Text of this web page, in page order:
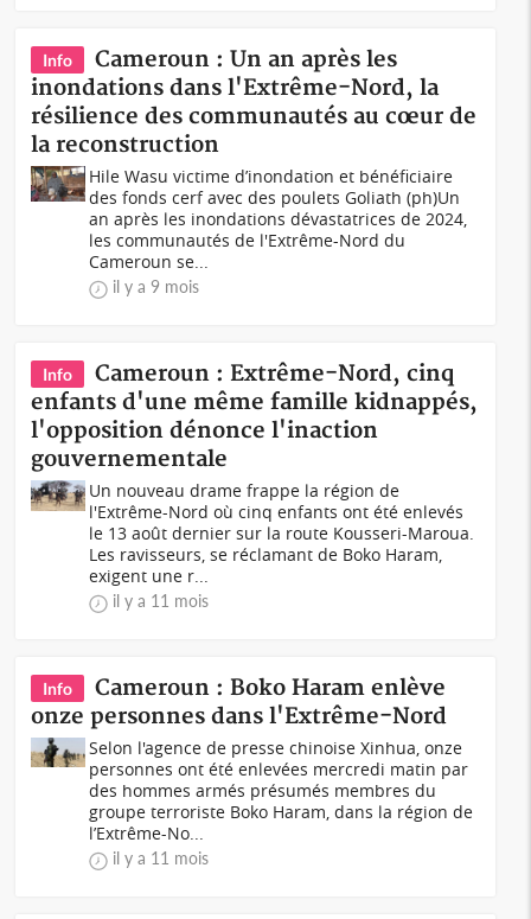
Info
Cameroun : Un an après les
inondations dans l'Extrême-Nord, la
résilience des communautés au cœur de
la reconstruction
Hile Wasu victime d’inondation et bénéficiaire
des fonds cerf avec des poulets Goliath (ph)Un
an après les inondations dévastatrices de 2024,
les communautés de l'Extrême-Nord du
Cameroun se...
il y a 9 mois
Info
Cameroun : Extrême-Nord, cinq
enfants d'une même famille kidnappés,
l'opposition dénonce l'inaction
gouvernementale
Un nouveau drame frappe la région de
l'Extrême-Nord où cinq enfants ont été enlevés
le 13 août dernier sur la route Kousseri-Maroua.
Les ravisseurs, se réclamant de Boko Haram,
exigent une r...
il y a 11 mois
Info
Cameroun : Boko Haram enlève
onze personnes dans l'Extrême-Nord
Selon l'agence de presse chinoise Xinhua, onze
personnes ont été enlevées mercredi matin par
des hommes armés présumés membres du
groupe terroriste Boko Haram, dans la région de
l’Extrême-No...
il y a 11 mois